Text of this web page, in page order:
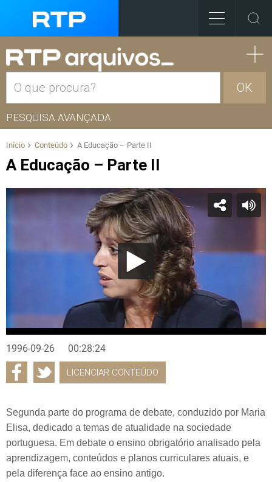
OK
PESQUISA AVANÇADA
Início Conteúdo A Educação – Parte II
A Educação – Parte II
1996-09-26 00:28:24
LICENCIAR CONTEÚDO
Segunda parte do programa de debate, conduzido por Maria
Elisa, dedicado a temas de atualidade na sociedade
portuguesa. Em debate o ensino obrigatório analisado pela
aprendizagem, conteúdos e planos curriculares atuais, e
pela diferença face ao ensino antigo.